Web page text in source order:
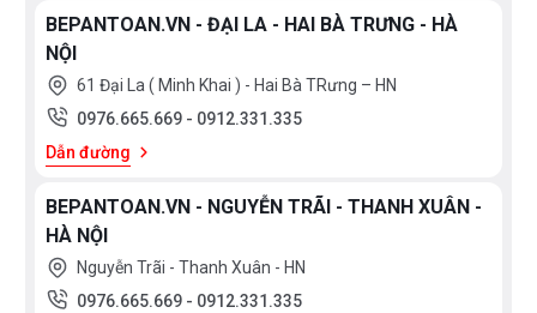
BEPANTOAN.VN - ĐẠI LA - HAI BÀ TRƯNG - HÀ
NỘI
61 Đại La ( Minh Khai ) - Hai Bà TRưng – HN
0976.665.669 - 0912.331.335
Dẫn đường
BEPANTOAN.VN - NGUYỄN TRÃI - THANH XUÂN -
HÀ NỘI
Nguyễn Trãi - Thanh Xuân - HN
0976.665.669 - 0912.331.335